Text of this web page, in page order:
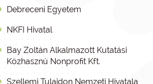
Debreceni Egyetem
NKFI Hivatal
Bay Zoltán Alkalmazott Kutatási
Közhasznú Nonprofit Kft.
Szellemi Tulajdon Nemzeti Hivatala